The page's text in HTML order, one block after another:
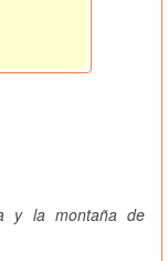
y la montaña de